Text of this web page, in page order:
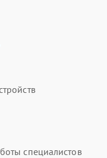
специалистов